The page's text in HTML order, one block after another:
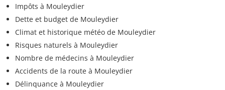
Impôts à Mouleydier
Dette et budget de Mouleydier
Climat et historique météo de Mouleydier
Risques naturels à Mouleydier
Nombre de médecins à Mouleydier
Accidents de la route à Mouleydier
Délinquance à Mouleydier